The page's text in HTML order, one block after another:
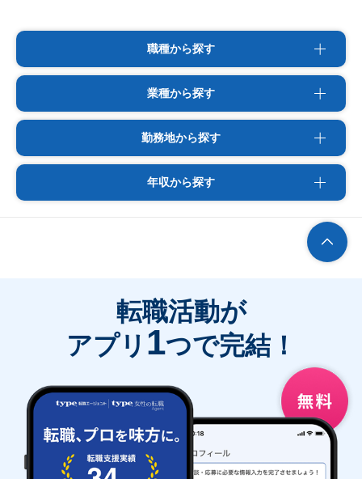
職種から探す
業種から探す
勤務地から探す
年収から探す
転職活動が
アプリ 1つで完結！